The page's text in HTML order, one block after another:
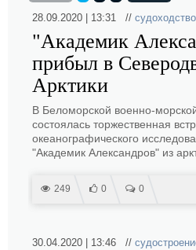
28.09.2020 | 13:31 // судоходство
"Академик
прибыл в
Арктики
В Беломорской военно-
состоялась торжественная
океанографического
"Академик Александров" из
249 0 0
30.04.2020 | 13:46 //